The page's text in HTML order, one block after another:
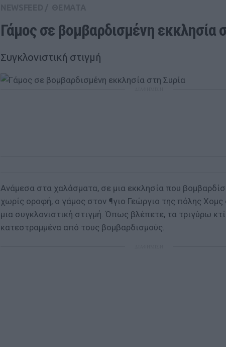
Γάμος σε βομβαρδισμένη εκκλησία
Συγκλονιστική στιγμή
Ανάμεσα στα χαλάσματα, σε μια εκκλησία που
χωρίς οροφή, ο γάμος στον ¶γιο Γεώργιο της πόλης Χομς
μια συγκλονιστική στιγμή. Όπως βλέπετε, τα τριγύρω
κατεστραμμένα από τους βομβαρδισμούς.